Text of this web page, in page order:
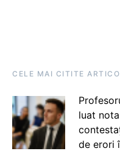
CELE MAI CITITE
luat
de erori